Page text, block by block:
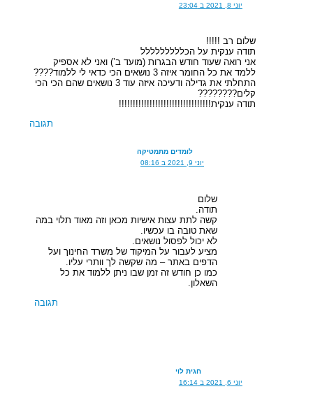
יוני 8, 2021 ב 23:04
שלום רב !!!!!
תודה ענקית על הכללללללללל
אני רואה שעוד חודש הבגרות (מועד ב’) ואני לא אספיק
ללמד את כל החומר איזה 3 נושאים הכי כדאי לי ללמוד????
התחלתי את גדילה ודעיכה איזה עוד 3 נושאים שהם הכי הכי
קלים????????
תודה ענקית!!!!!!!!!!!!!!!!!!!!!!!!!!!!!!!!!
תגובה
לומדים מתמטיקה
יוני 9, 2021 ב 08:16
שלום
תודה.
קשה לתת עצות אישיות מכאן וזה מאוד תלוי במה
שאת טובה בו עכשיו.
לא יכול לפסול נושאים.
מציע לעבור על המיקוד של משרד החינוך ועל
הדפים באתר – מה שקשה לך וותרי עליו.
כמו כן חודש זה זמן שבו ניתן ללמוד את כל
השאלון.
תגובה
חגית לוי
יוני 6, 2021 ב 16:14